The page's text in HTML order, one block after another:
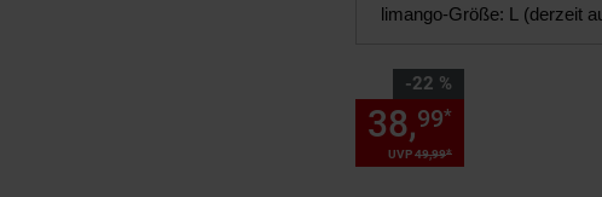
limango-Größe: L (derzeit
-22 %
Sie Sparen 22 Prozent,
UVP49,99*
38,99*